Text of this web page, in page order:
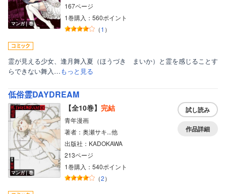
マンガ｜巻
167ページ
1巻購入：560ポイント
（1 ）
霊が見える少女、逢月舞入夏（ほうづき まいか）と霊を感じることす
らできない舞入…もっと見る
低俗霊DAYDREAM
マンガ｜巻
【全10巻】 完結
青年漫画
著者：奥瀬サキ...他
出版社：KADOKAWA
213ページ
1巻購入：540ポイント
（2）
試し読み
作品詳細